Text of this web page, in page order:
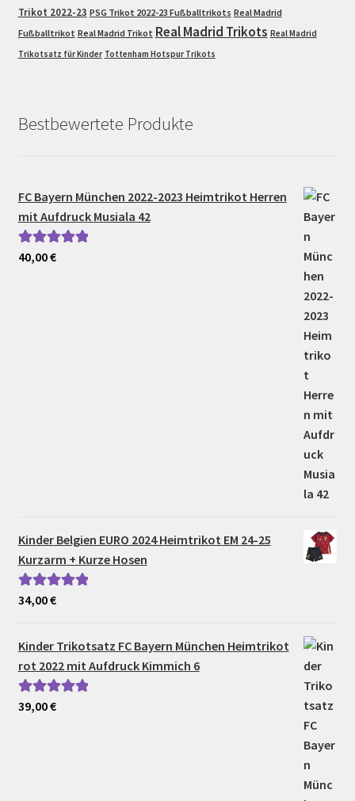
Trikot 2022-23 PSG Trikot 2022-23 Fußballtrikots Real Madrid
Fußballtrikot Real Madrid Trikot Real Madrid Trikots Real Madrid
Trikotsatz für Kinder Tottenham Hotspur Trikots
Bestbewertete Produkte
FC Bayern München 2022-2023 Heimtrikot Herren
mit Aufdruck Musiala 42
Bewertet mit
40,00€
Kinder Belgien EURO 2024 Heimtrikot EM 24-25
Kurzarm + Kurze Hosen
Bewertet mit
34,00€
Kinder Trikotsatz FC Bayern München Heimtrikot
rot 2022 mit Aufdruck Kimmich 6
Bewertet mit
39,00€